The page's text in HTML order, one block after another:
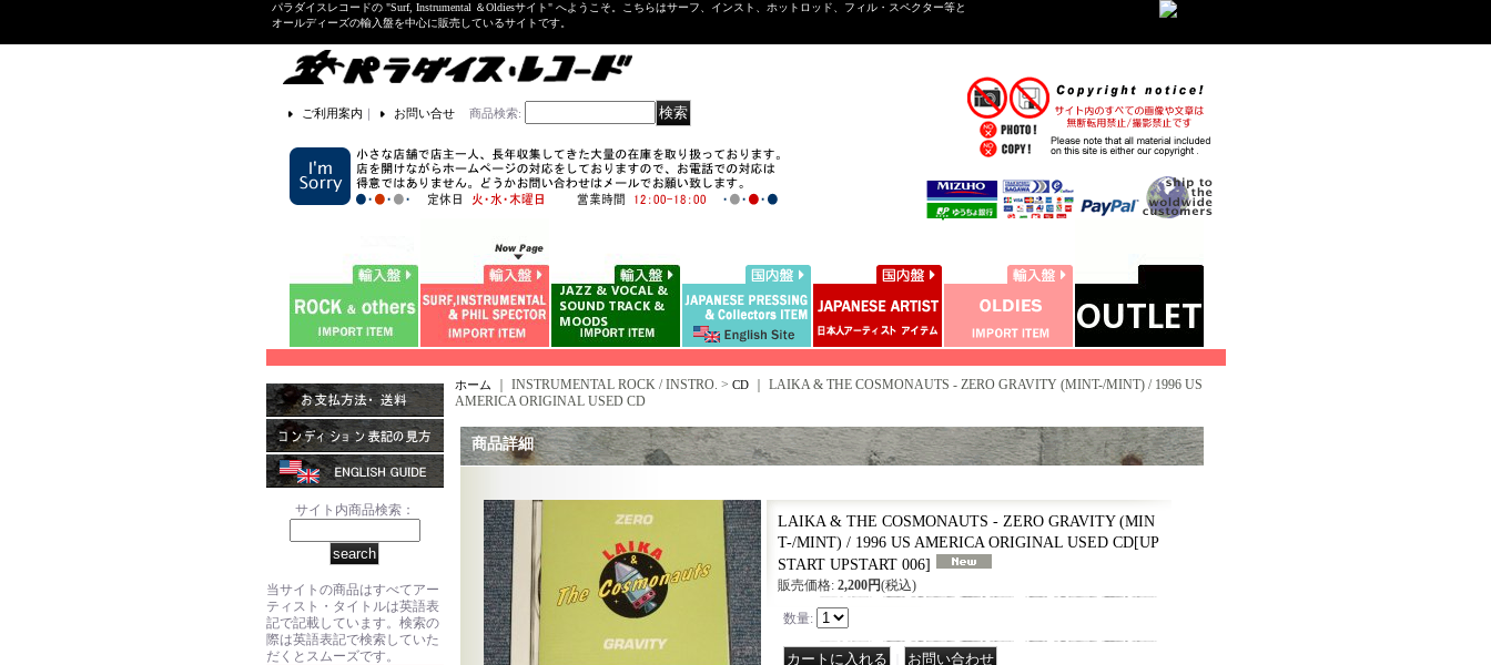
パラダイスレコードの "Surf, Instrumental ＆Oldiesサイト" へようこそ。こちらはサーフ、インスト、ホットロッド、フィル・スペクター等と
オールディーズの輸入盤を中心に販売しているサイトです。
ご利用案内 ｜ お問い合せ 商品検索:
サイト内商品検索：
当サイトの商品はすべてアー
ティスト・タイトルは英語表
記で記載しています。検索の
際は英語表記で検索していた
だくとスムーズです。
ホーム ｜ INSTRUMENTAL ROCK / INSTRO. > CD｜ LAIKA & THE COSMONAUTS - ZERO GRAVITY (MINT-/MINT) / 1996 US
AMERICA ORIGINAL USED CD
商品詳細
LAIKA & THE COSMONAUTS - ZERO GRAVITY (MIN
T-/MINT) / 1996 US AMERICA ORIGINAL USED CD[UP
START UPSTART 006]
販売価格: 2,200円(税込)
数量: